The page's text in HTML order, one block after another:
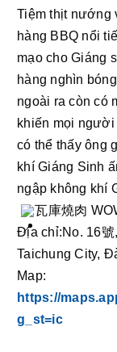
Tiệm thịt nướng
hàng BBQ nổi
mạo cho Giáng
hàng nghìn
ngoài ra còn có
khiến mọi người
có thể thấy ông
khí Giáng Sinh
ngập không khí
瓦庫燒肉
Địa chỉ:No. 16號
Taichung City,
https://
g_st=ic